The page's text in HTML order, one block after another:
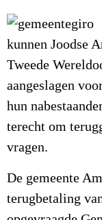
kunnen Joodse
Tweede
aangeslagen
hun
terecht om
vragen.
De gemeente
terugbetaling